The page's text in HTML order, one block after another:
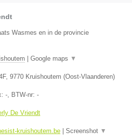
Wasmes en in de provincie
Google maps ▼
, 9770 Kruishoutem (Oost-Vlaanderen)
-, BTW-nr: -
De Vriendt
kruishoutem.be Screenshot ▼